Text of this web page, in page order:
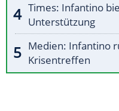
Times: Infantino
Unterstützung
Medien: Infantino
Krisentreffen